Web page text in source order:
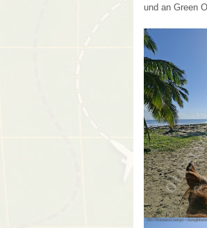
und an Green